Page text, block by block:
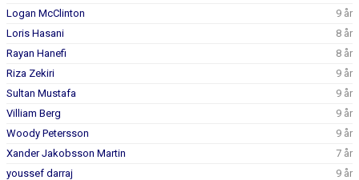
Logan McClinton
9 år
Loris Hasani
8 år
Rayan Hanefi
8 år
Riza Zekiri
9 år
Sultan Mustafa
9 år
Villiam Berg
9 år
Woody Petersson
9 år
Xander Jakobsson Martin
7 år
youssef darraj
9 år